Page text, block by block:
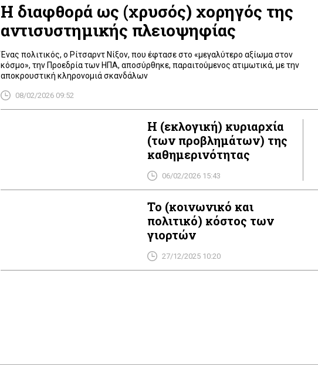
Η διαφθορά ως (χρυσός) χορηγός της
αντισυστημικής πλειοψηφίας
Ένας πολιτικός, ο Ρίτσαρντ Νίξον, που έφτασε στο «μεγαλύτερο αξίωμα στον
κόσμο», την Προεδρία των ΗΠΑ, αποσύρθηκε, παραιτούμενος ατιμωτικά, με την
αποκρουστική κληρονομιά σκανδάλων
08/02/2026 09:52
Η (εκλογική) κυριαρχία
(των προβλημάτων) της
καθημερινότητας
06/02/2026 15:43
Το (κοινωνικό και
πολιτικό) κόστος των
γιορτών
27/12/2025 10:20